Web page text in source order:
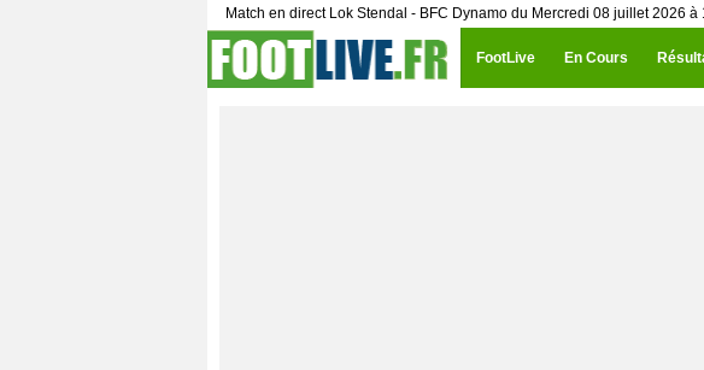
Match en direct Lok Stendal - BFC Dynamo du Mercredi 08 juillet 2026 à
FootLive En Cours